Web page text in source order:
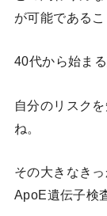
が可能である
40代から始まる
自分のリスク
ね。
その大きなき
ApoE遺伝子検